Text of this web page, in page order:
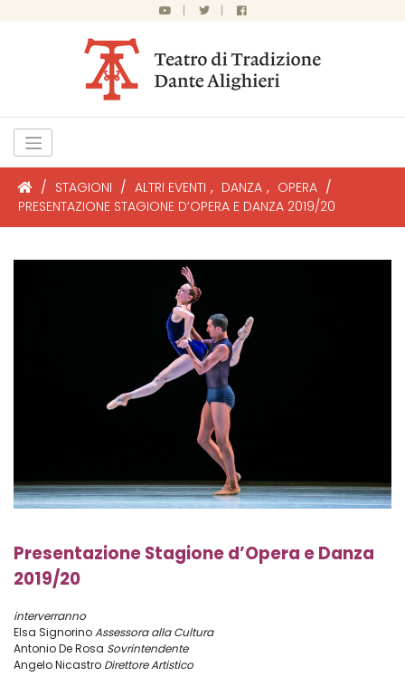
| |
/ STAGIONI / ALTRI EVENTI , DANZA , OPERA /
PRESENTAZIONE STAGIONE D’OPERA E DANZA 2019/20
Presentazione Stagione d’Opera e Danza
2019/20
interverranno
Elsa SignorinoAssessora alla Cultura
Antonio De Rosa Sovrintendente
Angelo Nicastro Direttore Artistico